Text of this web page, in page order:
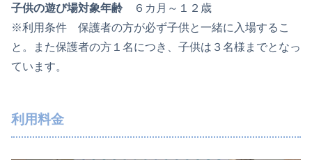
子供の遊び場対象年齢 ６カ月～１２歳
※利用条件 保護者の方が必ず子供と一緒に入場するこ
と。また保護者の方１名につき、子供は３名様までとなっ
ています。
利用料金